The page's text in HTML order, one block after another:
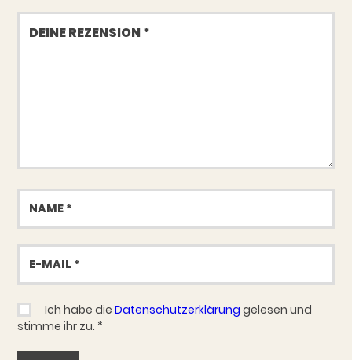
Deine
Rezension
Name
E-
Mail
Ich habe dieDatenschutzerklärung gelesen und
stimme ihr zu. *